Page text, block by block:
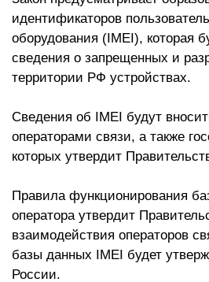
идентификаторов
оборудования (IMEI), которая
сведения о запрещенных и
территории РФ устройствах.
Сведения об IMEI будут
операторами связи, а также
которых утвердит
Правила функционирования
оператора утвердит
взаимодействия операторов
базы данных IMEI будет
России.